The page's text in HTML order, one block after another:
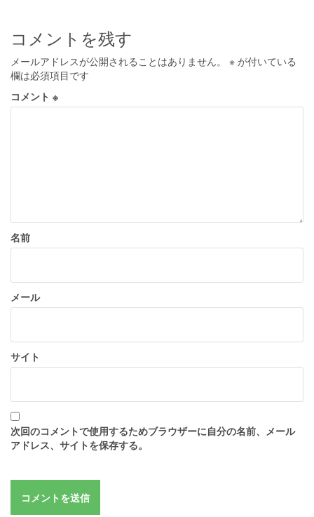
ビ
ゲ
ー
シ
コメントを残す
メールアドレスが公開されることはありません。 ※ が付いている
欄は必須項目です
コメント ※
名前
メール
サイト
次回のコメントで使用するためブラウザーに自分の名前、メール
アドレス、サイトを保存する。